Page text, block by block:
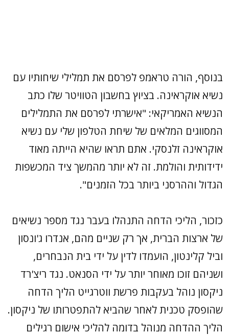
בנוסף, הורה טראמפ לפרסם את תמלילי שיחותיו עם
נשיא אוקראינה. בציוץ בחשבון הטוויטר שלו כתב
הנשיא האמריקאי: "אישרתי לפרסם את התמלילים
המסווגים המלאים של שיחת הטלפון שלי עם נשיא
אוקראינה זלנסקי. אתם תראו שהיא הייתה מאוד
ידידותית והולמת. זה לא יותר מהמשך ציד המכשפות
הגדול וההרסני ביותר בכל הזמנים".
כזכור, הליכי הדחה התנהלו בעבר נגד מספר נשיאים
של ארצות הברית, אך רק שניים מהם, אנדרו ג'ונסון
וביל קלינטון, הועמדו לדין על ידי בית הנבחרים,
ושניהם זוכו מאוחר יותר על ידי הסנאט. נגד ריצ'רד
ניקסון נוהל בעקבות פרשת ווטרגייט הליך הדחה
שהופסק טכנית לאחר שהביא להתפטרותו של ניקסון.
הליך ההדחה מנוהל בדומה להליכי אישום רגילים